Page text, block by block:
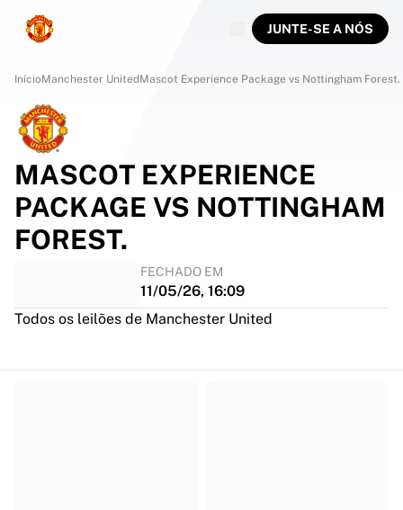
JUNTE-SE A NÓS
InícioManchester UnitedMascot Experience Package vs Nottingham Forest.
MASCOT EXPERIENCE
PACKAGE VS NOTTINGHAM
FOREST.
FECHADO EM
11/05/26, 16:09
Todos os leilões de Manchester United